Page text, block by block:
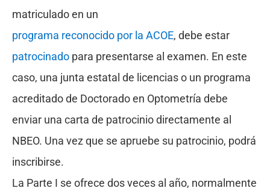
matriculado en un
programa reconocido por la ACOE, debe estar
patrocinado para presentarse al examen. En este
caso, una junta estatal de licencias o un programa
acreditado de Doctorado en Optometría debe
enviar una carta de patrocinio directamente al
NBEO. Una vez que se apruebe su patrocinio, podrá
inscribirse.
La Parte I se ofrece dos veces al año, normalmente